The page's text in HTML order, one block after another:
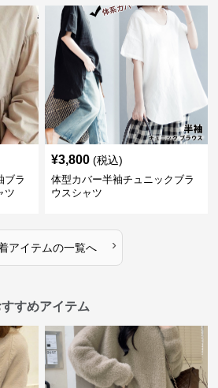
ブラ
ツ
¥3,800 (税込)
体型カバー半袖チュニックブラ
ウスシャツ
アイテムの一覧へ ›
すめアイテム